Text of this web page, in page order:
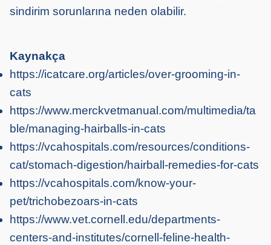
sindirim sorunlarına neden olabilir.
Kaynakça
https://icatcare.org/articles/over-grooming-in-
cats
https://www.merckvetmanual.com/multimedia/ta
ble/managing-hairballs-in-cats
https://vcahospitals.com/resources/conditions-
cat/stomach-digestion/hairball-remedies-for-cats
https://vcahospitals.com/know-your-
pet/trichobezoars-in-cats
https://www.vet.cornell.edu/departments-
centers-and-institutes/cornell-feline-health-